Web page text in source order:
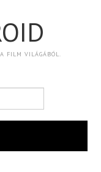
FILM VILÁGÁBÓL.